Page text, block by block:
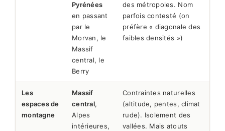
Pyrénées
en passant
par le
Morvan, le
Massif
central, le
Berry
des métropoles. Nom
parfois contesté (on
préfère « diagonale des
faibles densités »)
Les
espaces de
montagne
Massif
central,
Alpes
intérieures,
Contraintes naturelles
(altitude, pentes, climat
rude). Isolement des
vallées. Mais atouts